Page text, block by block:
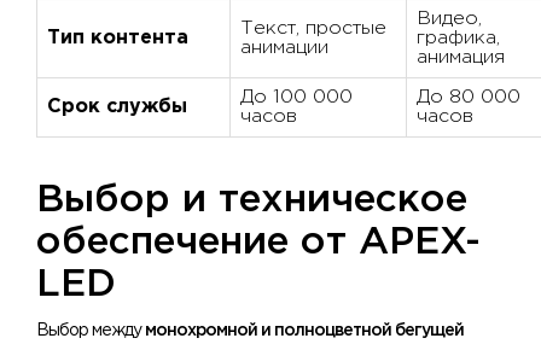
Тип контента
Текст, простые
анимации
Видео,
графика,
анимация
Срок службы
До 100 000
часов
До 80 000
часов
Выбор и техническое
обеспечение от APEX-
LED
Выбор между монохромной и полноцветной бегущей